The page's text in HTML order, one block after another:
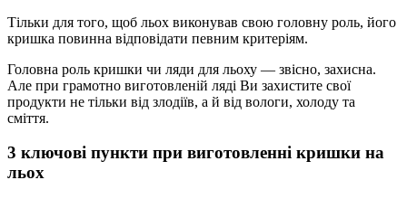
Тільки для того, щоб льох виконував свою головну роль, його
кришка повинна відповідати певним критеріям.
Головна роль кришки чи ляди для льоху — звісно, захисна.
Але при грамотно виготовленій ляді Ви захистите свої
продукти не тільки від злодіїв, а й від вологи, холоду та
сміття.
3 ключові пункти при виготовленні кришки на
льох